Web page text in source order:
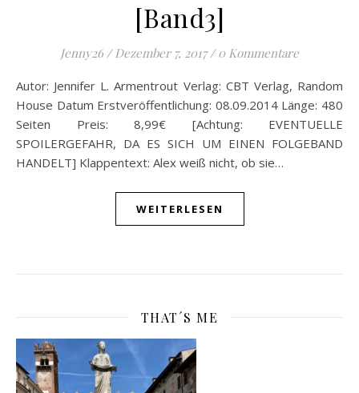
[Band3]
Jenny26 / Dezember 7, 2017 / 0 Kommentare
Autor: Jennifer L. Armentrout Verlag: CBT Verlag, Random
House Datum Erstveröffentlichung: 08.09.2014 Länge: 480
Seiten Preis: 8,99€ [Achtung: EVENTUELLE
SPOILERGEFAHR, DA ES SICH UM EINEN FOLGEBAND
HANDELT] Klappentext: Alex weiß nicht, ob sie…
WEITERLESEN
THAT´S ME